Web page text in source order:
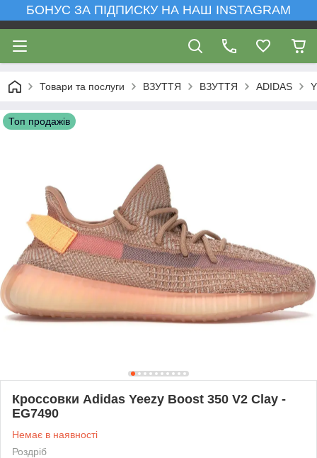
БОНУС ЗА ПІДПИСКУ НА НАШ INSTAGRAM
Товари та послуги ВЗУТТЯ ВЗУТТЯ ADIDAS
Топ продажів
Кроссовки Adidas Yeezy Boost 350 V2 Clay -
EG7490
Немає в наявності
Роздріб